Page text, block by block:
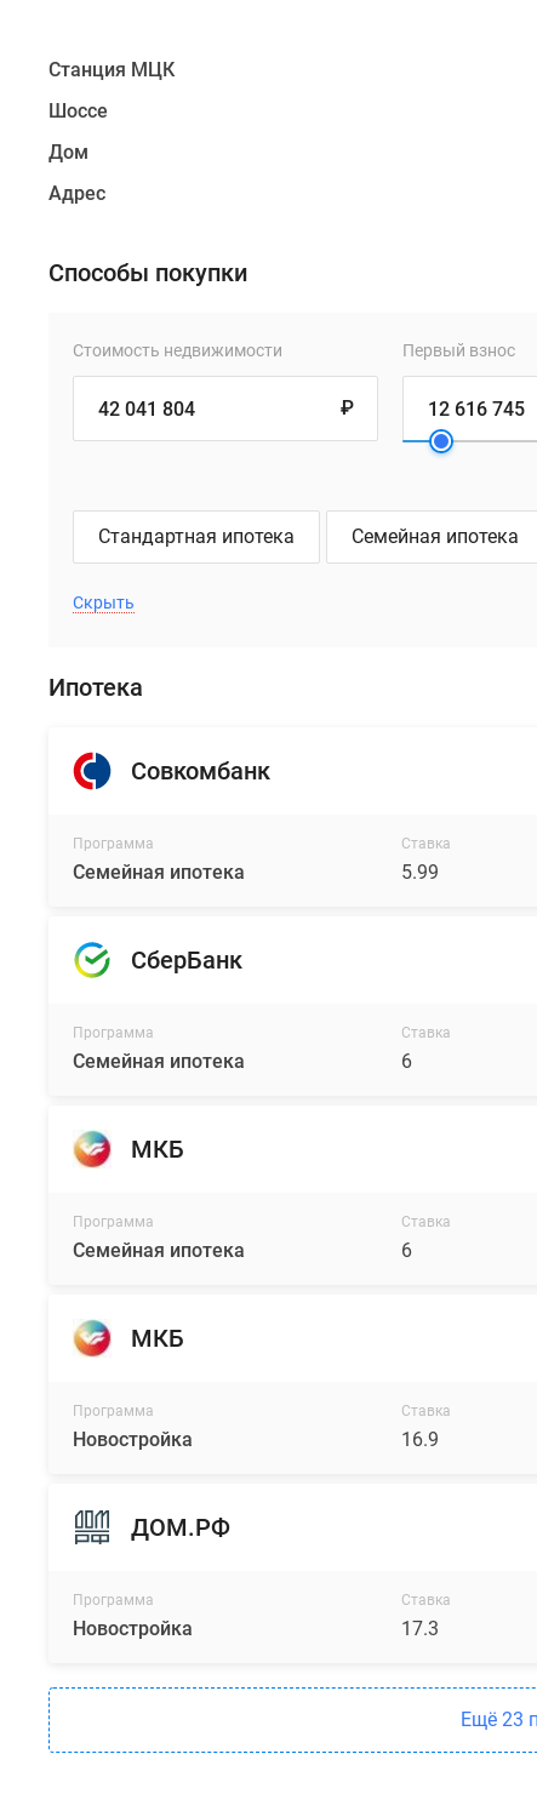
Станция МЦК
Шоссе
Дом
Адрес
Способы покупки
Стоимость недвижимости
₽
Первый взнос
Стандартная ипотека Семейная ипотека
Скрыть
Ипотека
Совкомбанк
Программа
Семейная ипотека
Ставка
5.99
СберБанк
Программа
Семейная ипотека
Ставка
6
МКБ
Программа
Семейная ипотека
Ставка
6
МКБ
Программа
Новостройка
Ставка
16.9
ДОМ.РФ
Программа
Новостройка
Ставка
17.3
Ещё 23